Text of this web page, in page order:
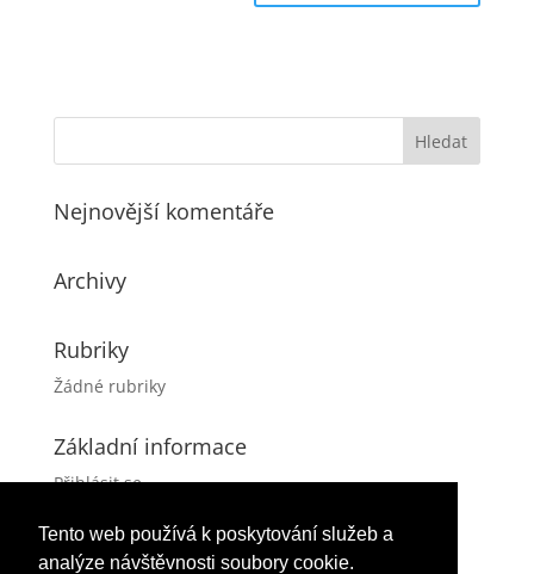
Tento web používá k poskytování služeb a
analýze návštěvnosti soubory cookie.
Nejnovější komentáře
Archivy
Rubriky
Žádné rubriky
Základní informace
Přihlásit se
Kanál komentářů